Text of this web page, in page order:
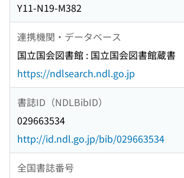
Y11-N19-M382
連携機関・データベース
国立国会図書館 : 国立国会図書館蔵書
https://ndlsearch.ndl.go.jp
書誌ID（NDLBibID）
029663534
http://id.ndl.go.jp/bib/029663534
全国書誌番号